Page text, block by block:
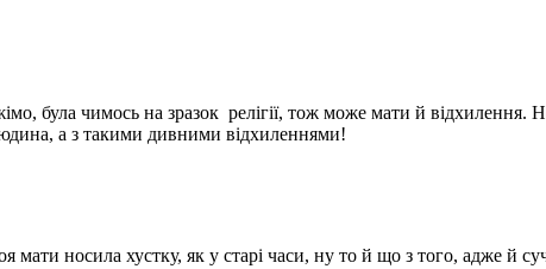
була чимось на зразок релігії, тож може мати й відхилення.
а з такими дивними відхиленнями!
носила хустку, як у старі часи, ну то й що з того, адже й